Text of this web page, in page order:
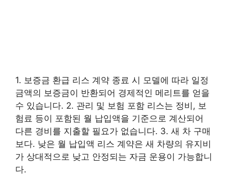
1. 보증금 환급 리스 계약 종료 시 모델에 따라 일정
금액의 보증금이 반환되어 경제적인 메리트를 얻을
수 있습니다. 2. 관리 및 보험 포함 리스는 정비, 보
험료 등이 포함된 월 납입액을 기준으로 계산되어
다른 경비를 지출할 필요가 없습니다. 3. 새 차 구매
보다. 낮은 월 납입액 리스 계약은 새 차량의 유지비
가 상대적으로 낮고 안정되는 자금 운용이 가능합니
다.